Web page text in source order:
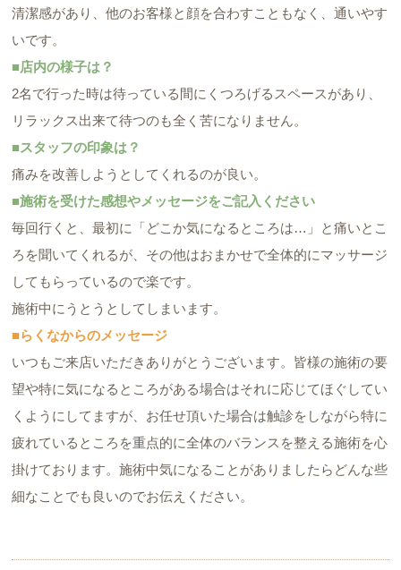
清潔感があり、他のお客様と顔を合わすこともなく、通いやす
いです。
■店内の様子は？
2名で行った時は待っている間にくつろげるスペースがあり、
リラックス出来て待つのも全く苦になりません。
■スタッフの印象は？
痛みを改善しようとしてくれるのが良い。
■施術を受けた感想やメッセージをご記入ください
毎回行くと、最初に「どこか気になるところは…」と痛いとこ
ろを聞いてくれるが、その他はおまかせで全体的にマッサージ
してもらっているので楽です。
施術中にうとうとしてしまいます。
■らくなからのメッセージ
いつもご来店いただきありがとうございます。皆様の施術の要
望や特に気になるところがある場合はそれに応じてほぐしてい
くようにしてますが、お任せ頂いた場合は触診をしながら特に
疲れているところを重点的に全体のバランスを整える施術を心
掛けております。施術中気になることがありましたらどんな些
細なことでも良いのでお伝えください。